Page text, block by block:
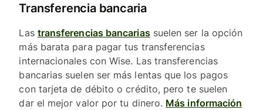
Transferencia bancaria
Las transferencias bancariassuelen ser la opción
más barata para pagar tus transferencias
internacionales con Wise. Las transferencias
bancarias suelen ser más lentas que los pagos
con tarjeta de débito o crédito, pero te suelen
dar el mejor valor por tu dinero. Más información